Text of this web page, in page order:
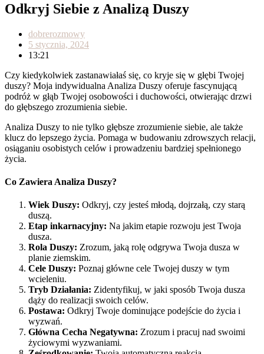
Odkryj Siebie z Analizą Duszy
dobrerozmowy
5 stycznia, 2024
13:21
Czy kiedykolwiek zastanawiałaś się, co kryje się w głębi Twojej
duszy? Moja indywidualna Analiza Duszy oferuje fascynującą
podróż w głąb Twojej osobowości i duchowości, otwierając drzwi
do głębszego zrozumienia siebie.
Analiza Duszy to nie tylko głębsze zrozumienie siebie, ale także
klucz do lepszego życia. Pomaga w budowaniu zdrowszych relacji,
osiąganiu osobistych celów i prowadzeniu bardziej spełnionego
życia.
Co Zawiera Analiza Duszy?
Wiek Duszy: Odkryj, czy jesteś młodą, dojrzałą, czy starą
duszą.
Etap inkarnacyjny: Na jakim etapie rozwoju jest Twoja
dusza.
Rola Duszy: Zrozum, jaką rolę odgrywa Twoja dusza w
planie ziemskim.
Cele Duszy: Poznaj główne cele Twojej duszy w tym
wcieleniu.
Tryb Działania: Zidentyfikuj, w jaki sposób Twoja dusza
dąży do realizacji swoich celów.
Postawa: Odkryj Twoje dominujące podejście do życia i
wyzwań.
Główna Cecha Negatywna: Zrozum i pracuj nad swoimi
życiowymi wyzwaniami.